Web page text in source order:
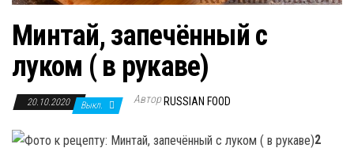
Минтай, запечённый с
луком ( в рукаве)
20.10.2020 Выкл. Автор RUSSIAN FOOD
2